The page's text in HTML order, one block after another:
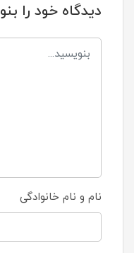
دیدگاه خود را
نام و نام خانوادگی